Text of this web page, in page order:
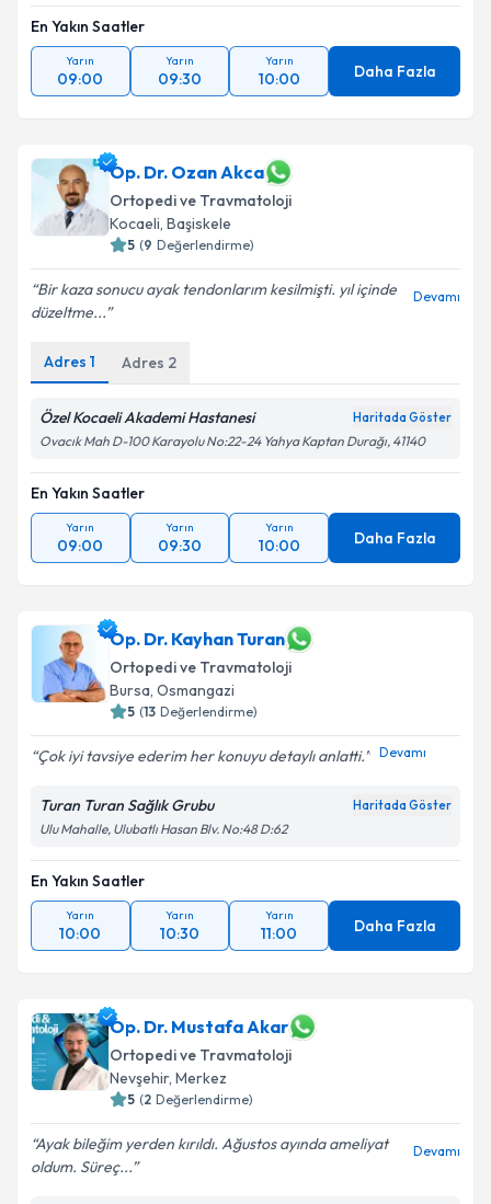
En Yakın Saatler
Yarın
09:00
Yarın
09:30
Yarın
10:00 Daha Fazla
Op. Dr. Ozan Akca
Ortopedi ve Travmatoloji
Kocaeli, Başiskele
5 (9 Değerlendirme)
Bir kaza sonucu ayak tendonlarım kesilmişti. yıl içinde
düzeltme...
Devamı
Adres 1 Adres 2
Özel Kocaeli Akademi Hastanesi Haritada Göster
Ovacık Mah D-100 Karayolu No:22-24 Yahya Kaptan Durağı, 41140
En Yakın Saatler
Yarın
09:00
Yarın
09:30
Yarın
10:00 Daha Fazla
Op. Dr. Kayhan Turan
Ortopedi ve Travmatoloji
Bursa, Osmangazi
5 (13 Değerlendirme)
Çok iyi tavsiye ederim her konuyu detaylı anlatti. Devamı
Turan Turan Sağlık Grubu Haritada Göster
Ulu Mahalle, Ulubatlı Hasan Blv. No:48 D:62
En Yakın Saatler
Yarın
10:00
Yarın
10:30
Yarın
11:00 Daha Fazla
Op. Dr. Mustafa Akar
Ortopedi ve Travmatoloji
Nevşehir, Merkez
5 (2 Değerlendirme)
Ayak bileğim yerden kırıldı. Ağustos ayında ameliyat
oldum. Süreç...
Devamı